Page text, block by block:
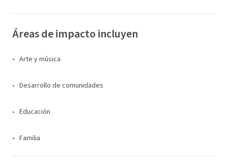
Áreas de impacto incluyen
Arte y música
Desarrollo de comunidades
Educación
Familia